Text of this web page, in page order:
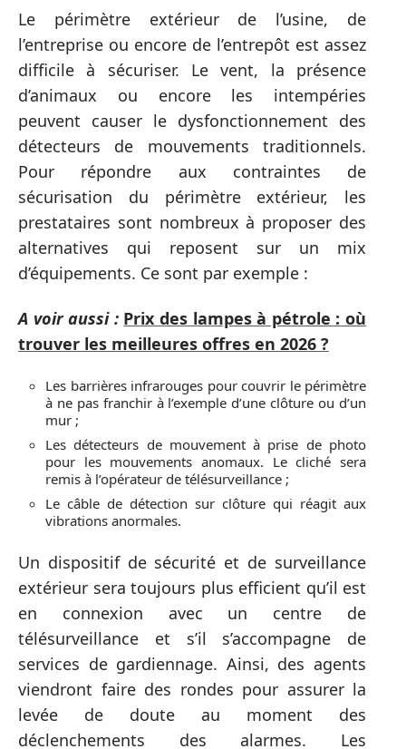
Le périmètre extérieur de l’usine, de
l’entreprise ou encore de l’entrepôt est assez
difficile à sécuriser. Le vent, la présence
d’animaux ou encore les intempéries
peuvent causer le dysfonctionnement des
détecteurs de mouvements traditionnels.
Pour répondre aux contraintes de
sécurisation du périmètre extérieur, les
prestataires sont nombreux à proposer des
alternatives qui reposent sur un mix
d’équipements. Ce sont par exemple :
A voir aussi : Prix des lampes à pétrole : où
trouver les meilleures offres en 2026 ?
Les barrières infrarouges pour couvrir le périmètre
à ne pas franchir à l’exemple d’une clôture ou d’un
mur ;
Les détecteurs de mouvement à prise de photo
pour les mouvements anomaux. Le cliché sera
remis à l’opérateur de télésurveillance ;
Le câble de détection sur clôture qui réagit aux
vibrations anormales.
Un dispositif de sécurité et de surveillance
extérieur sera toujours plus efficient qu’il est
en connexion avec un centre de
télésurveillance et s’il s’accompagne de
services de gardiennage. Ainsi, des agents
viendront faire des rondes pour assurer la
levée de doute au moment des
déclenchements des alarmes. Les